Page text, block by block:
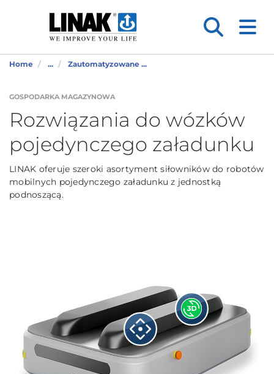
Home ... Zautomatyzowane ...
GOSPODARKA MAGAZYNOWA
Rozwiązania do wózków
pojedynczego załadunku
LINAK oferuje szeroki asortyment siłowników do robotów
mobilnych pojedynczego załadunku z jednostką
podnoszącą.